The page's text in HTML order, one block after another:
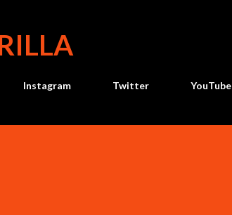
Instagram Twitter YouTube